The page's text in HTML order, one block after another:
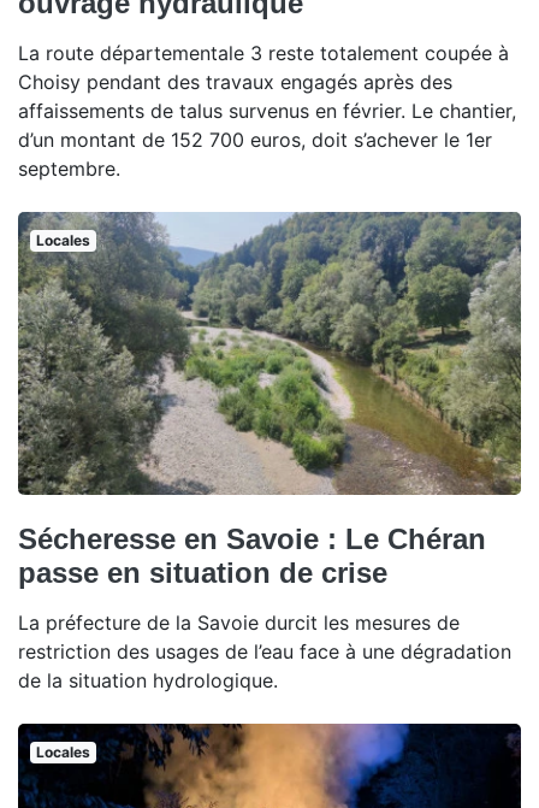
La route départementale 3 reste totalement coupée à
Choisy pendant des travaux engagés après des
affaissements de talus survenus en février. Le chantier,
d’un montant de 152 700 euros, doit s’achever le 1er
septembre.
Locales
Sécheresse en Savoie : Le Chéran
passe en situation de crise
La préfecture de la Savoie durcit les mesures de
restriction des usages de l’eau face à une dégradation
de la situation hydrologique.
Locales